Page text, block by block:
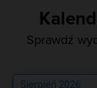
Sprawdź
Sierpień 2026